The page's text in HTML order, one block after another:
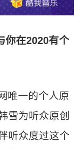
你在2020有个
唯一的个人原
雪为听众原创
听众度过这个